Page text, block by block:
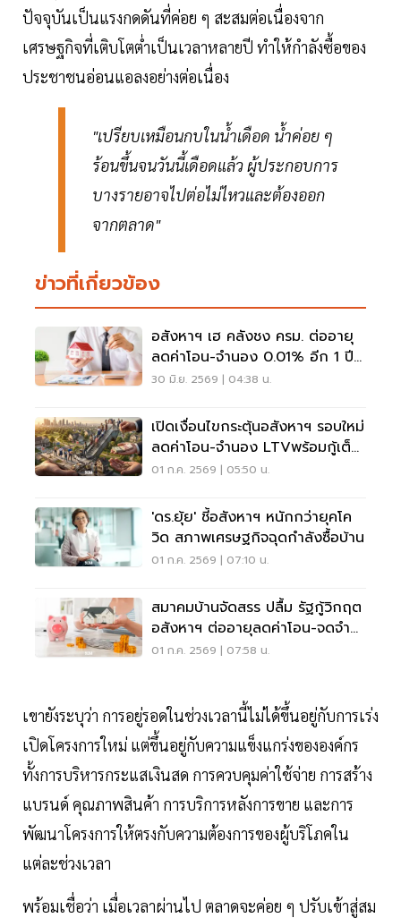
ปัจจุบันเป็นแรงกดดันที่ค่อย ๆ สะสมต่อเนื่องจาก
เศรษฐกิจที่เติบโตต่ำเป็นเวลาหลายปี ทำให้กำลังซื้อของ
ประชาชนอ่อนแอลงอย่างต่อเนื่อง
"เปรียบเหมือนกบในน้ำเดือด น้ำค่อย ๆ
ร้อนขึ้นจนวันนี้เดือดแล้ว ผู้ประกอบการ
บางรายอาจไปต่อไม่ไหวและต้องออก
จากตลาด"
ข่าวที่เกี่ยวข้อง
อสังหาฯ เฮ คลังชง ครม. ต่ออายุ
ลดค่าโอน-จำนอง 0.01% อีก 1 ปี
ลดภาระคนอยากมีบ้าน
30 มิ.ย. 2569 | 04:38 น.
เปิดเงื่อนไขกระตุ้นอสังหาฯ รอบใหม่
ลดค่าโอน-จำนอง LTVพร้อมกู้เต็ม
100%
01 ก.ค. 2569 | 05:50 น.
'ดร.ยุ้ย' ชี้อสังหาฯ หนักกว่ายุคโค
วิด สภาพเศรษฐกิจฉุดกำลังซื้อบ้าน
01 ก.ค. 2569 | 07:10 น.
สมาคมบ้านจัดสรร ปลื้ม รัฐกู้วิกฤต
อสังหาฯ ต่ออายุลดค่าโอน-จดจำ
นอง คู่LTV
01 ก.ค. 2569 | 07:58 น.
เขายังระบุว่า การอยู่รอดในช่วงเวลานี้ไม่ได้ขึ้นอยู่กับการเร่ง
เปิดโครงการใหม่ แต่ขึ้นอยู่กับความแข็งแกร่งขององค์กร
ทั้งการบริหารกระแสเงินสด การควบคุมค่าใช้จ่าย การสร้าง
แบรนด์ คุณภาพสินค้า การบริการหลังการขาย และการ
พัฒนาโครงการให้ตรงกับความต้องการของผู้บริโภคใน
แต่ละช่วงเวลา
พร้อมเชื่อว่า เมื่อเวลาผ่านไป ตลาดจะค่อย ๆ ปรับเข้าสู่สม